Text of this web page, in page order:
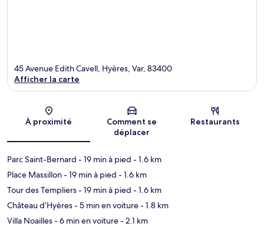
Carte
45 Avenue Edith Cavell, Hyères, Var, 83400
Afficher la carte
À proximité
Comment se
déplacer
Restaurants
Parc Saint-Bernard - 19 min à pied - 1.6 km
Place Massillon- 19 min à pied - 1.6 km
Tour des Templiers- 19 min à pied - 1.6 km
Château d’Hyères- 5 min en voiture- 1.8 km
Villa Noailles- 6 min en voiture- 2.1 km